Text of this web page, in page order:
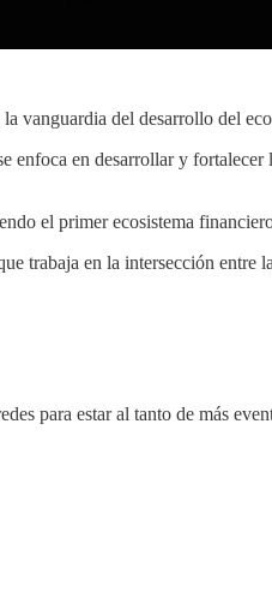
la vanguardia del desarrollo del
enfoca en desarrollar y
el primer ecosistema
trabaja en la intersección entre
para estar al tanto de más